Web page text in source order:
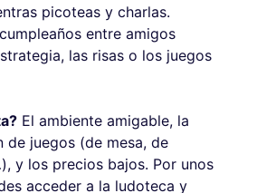
picoteas y charlas.
entre amigos
las risas o los juegos
El ambiente amigable, la
de juegos (de mesa, de
y los precios bajos. Por unos
acceder a la ludoteca y